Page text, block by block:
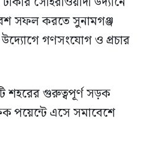
সফল করতে সুনামগঞ্জ
গণসংযোগ ও প্রচার
শহরের গুরুত্বপূর্ণ সড়ক
পয়েন্টে এসে সমাবেশে